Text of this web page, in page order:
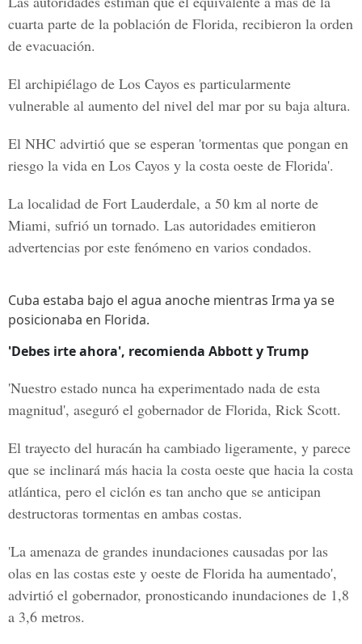
cuarta parte de la población de Florida, recibieron la orden
de evacuación.
El archipiélago de Los Cayos es particularmente
vulnerable al aumento del nivel del mar por su baja altura.
El NHC advirtió que se esperan 'tormentas que pongan en
riesgo la vida en Los Cayos y la costa oeste de Florida'.
La localidad de Fort Lauderdale, a 50 km al norte de
Miami, sufrió un tornado. Las autoridades emitieron
advertencias por este fenómeno en varios condados.
Cuba estaba bajo el agua anoche mientras Irma ya se
posicionaba en Florida.
'Debes irte ahora', recomienda Abbott y Trump
'Nuestro estado nunca ha experimentado nada de esta
magnitud', aseguró el gobernador de Florida, Rick Scott.
El trayecto del huracán ha cambiado ligeramente, y parece
que se inclinará más hacia la costa oeste que hacia la costa
atlántica, pero el ciclón es tan ancho que se anticipan
destructoras tormentas en ambas costas.
'La amenaza de grandes inundaciones causadas por las
olas en las costas este y oeste de Florida ha aumentado',
advirtió el gobernador, pronosticando inundaciones de 1,8
a 3,6 metros.